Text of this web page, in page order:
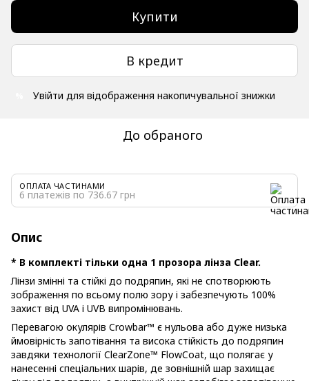
Купити
В кредит
Увійти для відображення накопичувальної знижки
До обраного
ОПЛАТА ЧАСТИНАМИ
6 платежів по 736.67 грн
Опис
* В комплекті тільки одна 1 прозора лінза Clear.
Лінзи змінні та стійкі до подряпин, які не спотворюють
зображення по всьому полю зору і забезпечують 100%
захист від UVA і UVB випромінювань.
Перевагою окулярів Crowbar™ є нульова або дуже низька
ймовірність запотівання та висока стійкість до подряпин
завдяки технології ClearZone™ FlowCoat, що полягає у
нанесенні спеціальних шарів, де зовнішній шар захищає